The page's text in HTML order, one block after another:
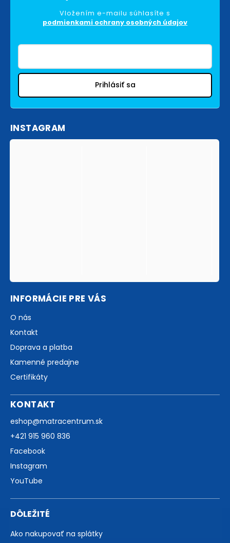
Vložením e-mailu súhlasíte s
podmienkami ochrany osobných údajov
Prihlásiť sa
INSTAGRAM
INFORMÁCIE PRE VÁS
O nás
Kontakt
Doprava a platba
Kamenné predajne
Certifikáty
KONTAKT
eshop@matracentrum.sk
+421 915 960 836
Facebook
Instagram
YouTube
DÔLEŽITÉ
Ako nakupovať na splátky